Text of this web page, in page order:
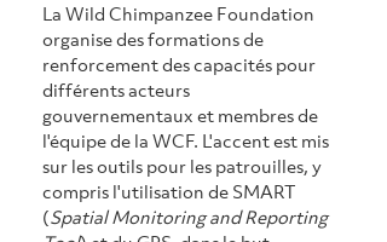
La Wild Chimpanzee Foundation
organise des formations de
renforcement des capacités pour
différents acteurs
gouvernementaux et membres de
l'équipe de la WCF. L'accent est mis
sur les outils pour les patrouilles, y
compris l'utilisation de SMART
(Spatial Monitoring and Reporting